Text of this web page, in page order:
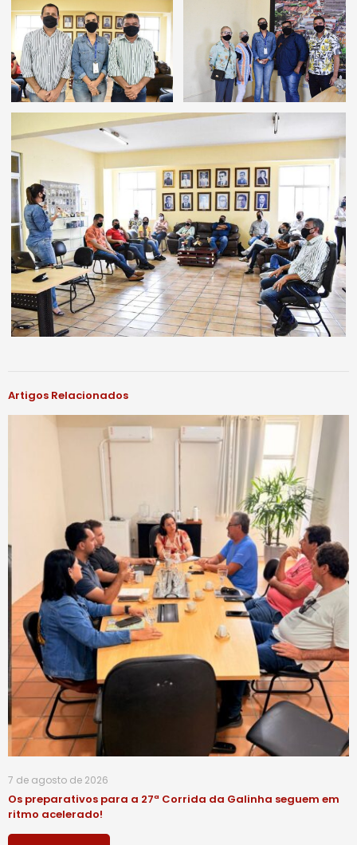
Artigos Relacionados
7 de agosto de 2026
Os preparativos para a 27ª Corrida da Galinha seguem em
ritmo acelerado!